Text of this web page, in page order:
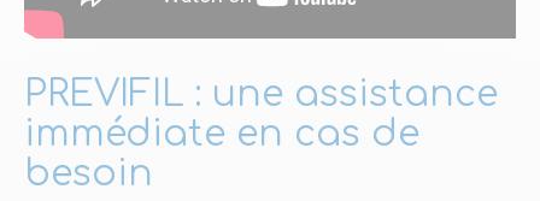
PREVIFIL : une assistance
immédiate en cas de
besoin